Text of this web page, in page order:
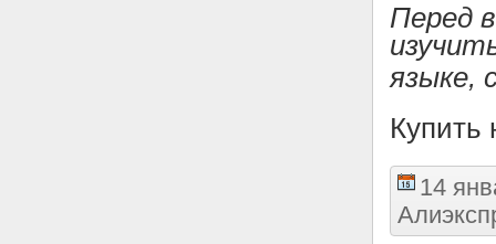
Перед
языке,
Купить
14